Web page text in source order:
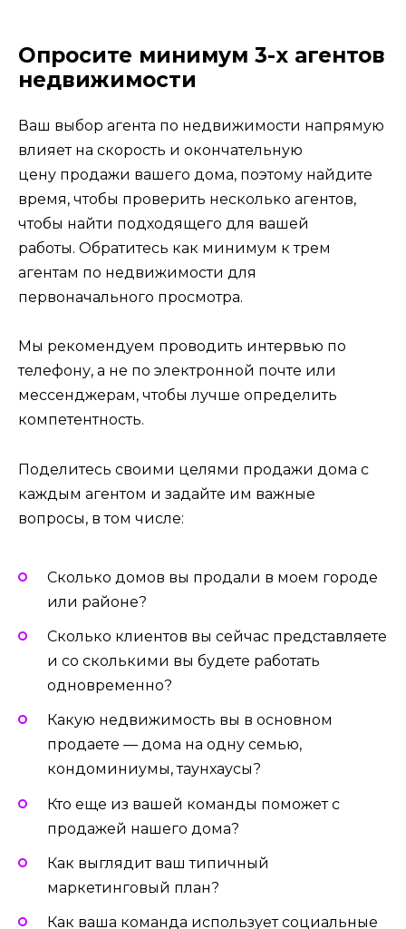
Опросите минимум 3-х агентов
недвижимости
Ваш выбор агента по недвижимости напрямую
влияет на скорость и окончательную
цену продажи вашего дома, поэтому найдите
время, чтобы проверить несколько агентов,
чтобы найти подходящего для вашей
работы. Обратитесь как минимум к трем
агентам по недвижимости для
первоначального просмотра.
Мы рекомендуем проводить интервью по
телефону, а не по электронной почте или
мессенджерам, чтобы лучше определить
компетентность.
Поделитесь своими целями продажи дома с
каждым агентом и задайте им важные
вопросы, в том числе:
Сколько домов вы продали в моем городе
или районе?
Сколько клиентов вы сейчас представляете
и со сколькими вы будете работать
одновременно?
Какую недвижимость вы в основном
продаете — дома на одну семью,
кондоминиумы, таунхаусы?
Кто еще из вашей команды поможет с
продажей нашего дома?
Как выглядит ваш типичный
маркетинговый план?
Как ваша команда использует социальные